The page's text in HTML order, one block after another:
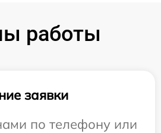
работы
заявки
по телефону или